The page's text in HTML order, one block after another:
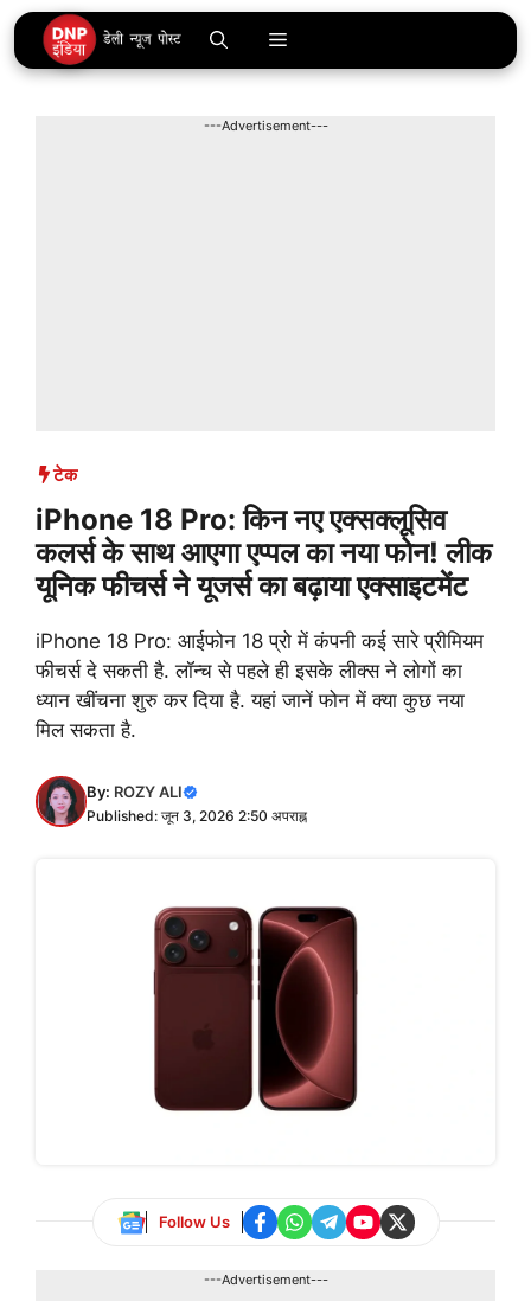
Skip
to
content
Menu
---Advertisement---
टेक
iPhone 18 Pro: किन नए एक्सक्लूसिव
कलर्स के साथ आएगा एप्पल का नया फोन! लीक
यूनिक फीचर्स ने यूजर्स का बढ़ाया एक्साइटमेंट
iPhone 18 Pro: आईफोन 18 प्रो में कंपनी कई सारे प्रीमियम
फीचर्स दे सकती है. लॉन्च से पहले ही इसके लीक्स ने लोगों का
ध्यान खींचना शुरु कर दिया है. यहां जानें फोन में क्या कुछ नया
मिल सकता है.
By: ROZY ALI
Published: जून 3, 2026 2:50 अपराह्न
Follow Us
---Advertisement---